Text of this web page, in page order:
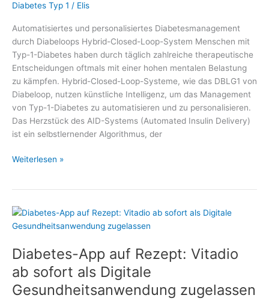
Diabetes Typ 1 / Elis
Automatisiertes und personalisiertes Diabetesmanagement
durch Diabeloops Hybrid-Closed-Loop-System Menschen mit
Typ-1-Diabetes haben durch täglich zahlreiche therapeutische
Entscheidungen oftmals mit einer hohen mentalen Belastung
zu kämpfen. Hybrid-Closed-Loop-Systeme, wie das DBLG1 von
Diabeloop, nutzen künstliche Intelligenz, um das Management
von Typ-1-Diabetes zu automatisieren und zu personalisieren.
Das Herzstück des AID-Systems (Automated Insulin Delivery)
ist ein selbstlernender Algorithmus, der
Automatisiertes
durch
Diabeloops
Closed-
Loop-
System
Weiterlesen »
Diabetes-App auf Rezept: Vitadio
ab sofort als Digitale
Gesundheitsanwendung zugelassen